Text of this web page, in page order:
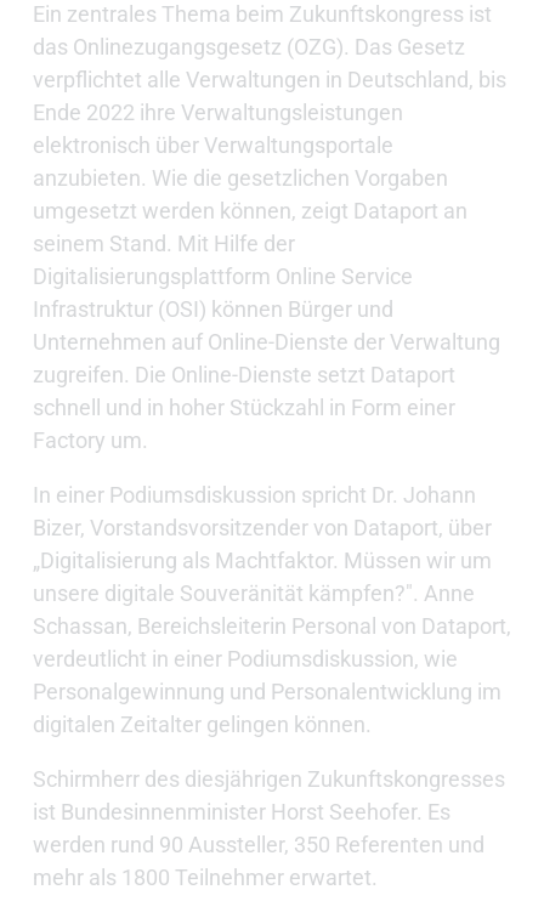
Ein zentrales Thema beim Zukunftskongress ist
das Onlinezugangsgesetz (OZG). Das Gesetz
verpflichtet alle Verwaltungen in Deutschland, bis
Ende 2022 ihre Verwaltungsleistungen
elektronisch über Verwaltungsportale
anzubieten. Wie die gesetzlichen Vorgaben
umgesetzt werden können, zeigt Dataport an
seinem Stand. Mit Hilfe der
Digitalisierungsplattform Online Service
Infrastruktur (OSI) können Bürger und
Unternehmen auf Online-Dienste der Verwaltung
zugreifen. Die Online-Dienste setzt Dataport
schnell und in hoher Stückzahl in Form einer
Factory um.
In einer Podiumsdiskussion spricht Dr. Johann
Bizer, Vorstandsvorsitzender von Dataport, über
„Digitalisierung als Machtfaktor. Müssen wir um
unsere digitale Souveränität kämpfen?". Anne
Schassan, Bereichsleiterin Personal von Dataport,
verdeutlicht in einer Podiumsdiskussion, wie
Personalgewinnung und Personalentwicklung im
digitalen Zeitalter gelingen können.
Schirmherr des diesjährigen Zukunftskongresses
ist Bundesinnenminister Horst Seehofer. Es
werden rund 90 Aussteller, 350 Referenten und
mehr als 1800 Teilnehmer erwartet.